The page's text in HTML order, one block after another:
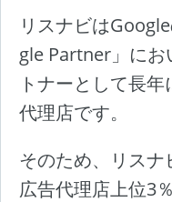
リスナビは
gle Partner」にお
トナーとして長
代理店です。
そのため、リスナ
広告代理店上位3